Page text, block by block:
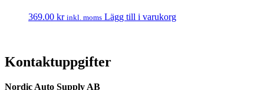
369.00 kr inkl. moms Lägg till i varukorg
Kontaktuppgifter
Nordic Auto Supply AB